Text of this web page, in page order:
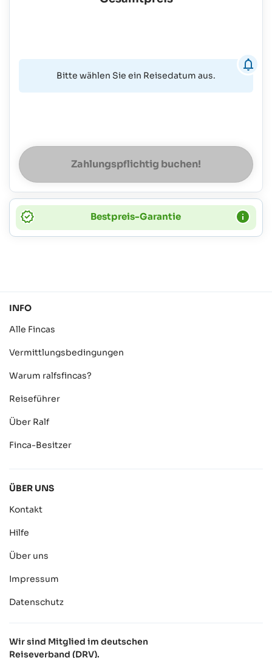
Bitte wählen Sie ein Reisedatum aus.
Zahlungspflichtig buchen!
Bestpreis-Garantie
INFO
Alle Fincas
Vermittlungsbedingungen
Warum ralfsfincas?
Reiseführer
Über Ralf
Finca-Besitzer
ÜBER UNS
Kontakt
Hilfe
Über uns
Impressum
Datenschutz
Wir sind Mitglied im deutschen
Reiseverband (DRV).